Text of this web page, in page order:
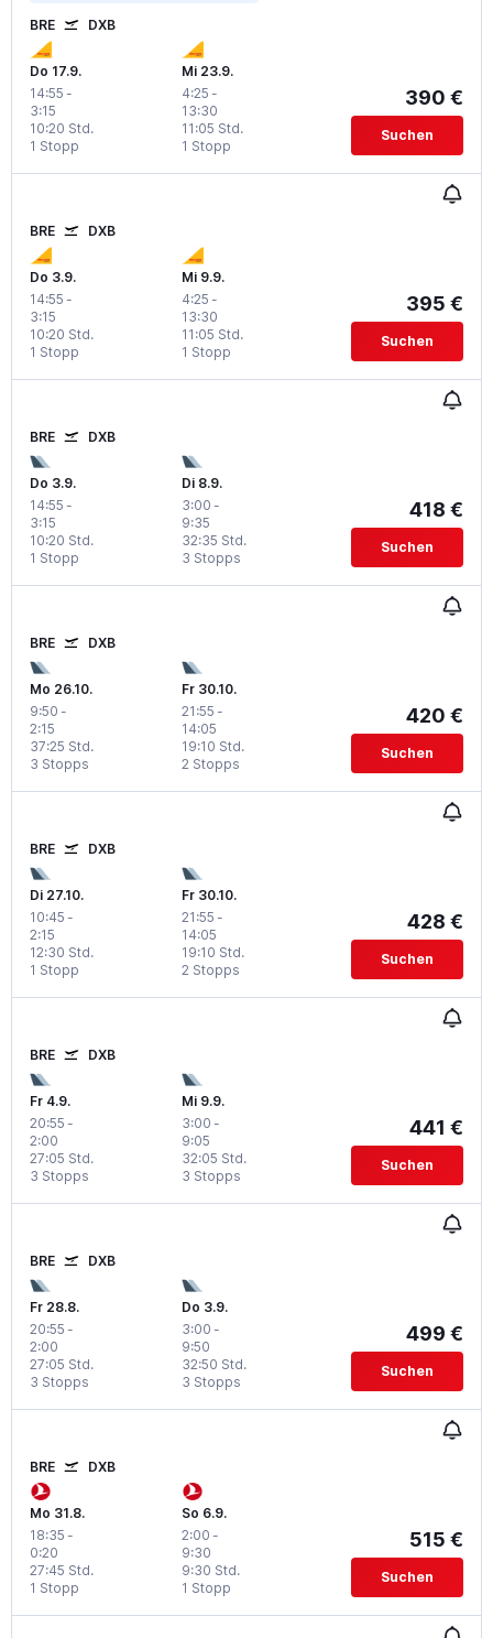
BRE DXB
Do 17.9.
14:55 -
3:15
1 Stopp
10:20 Std.
Mi 23.9.
4:25 -
13:30
1 Stopp
11:05 Std.
390 €
Suchen
BRE DXB
Do 3.9.
14:55 -
3:15
1 Stopp
10:20 Std.
Mi 9.9.
4:25 -
13:30
1 Stopp
11:05 Std.
395 €
Suchen
BRE DXB
Do 3.9.
14:55 -
3:15
1 Stopp
10:20 Std.
Di 8.9.
3:00 -
9:35
3 Stopps
32:35 Std.
418 €
Suchen
BRE DXB
Mo 26.10.
9:50 -
2:15
3 Stopps
37:25 Std.
Fr 30.10.
21:55 -
14:05
2 Stopps
19:10 Std.
420 €
Suchen
BRE DXB
Di 27.10.
10:45 -
2:15
1 Stopp
12:30 Std.
Fr 30.10.
21:55 -
14:05
2 Stopps
19:10 Std.
428 €
Suchen
BRE DXB
Fr 4.9.
20:55 -
2:00
3 Stopps
27:05 Std.
Mi 9.9.
3:00 -
9:05
3 Stopps
32:05 Std.
441 €
Suchen
BRE DXB
Fr 28.8.
20:55 -
2:00
3 Stopps
27:05 Std.
Do 3.9.
3:00 -
9:50
3 Stopps
32:50 Std.
499 €
Suchen
BRE DXB
Mo 31.8.
18:35 -
0:20
1 Stopp
27:45 Std.
So 6.9.
2:00 -
9:30
1 Stopp
9:30 Std.
515 €
Suchen